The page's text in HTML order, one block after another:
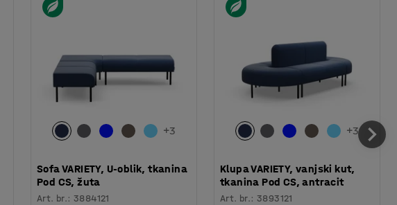
+3
Sofa VARIETY, U-oblik, tkanina
Pod CS, žuta
Art. br.:3884121
+3
Klupa VARIETY, vanjski kut,
tkanina Pod CS, antracit
Art. br.:3893121